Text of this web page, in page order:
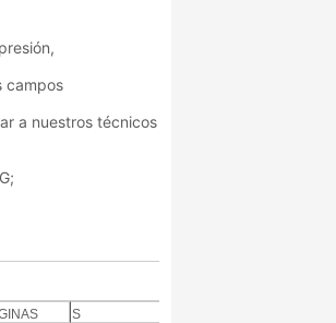
campos
a nuestros técnicos
S